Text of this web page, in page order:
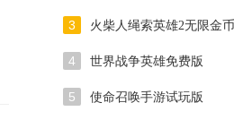
3 火柴人绳索英雄2无限金
4 世界战争英雄免费版
5 使命召唤手游试玩版